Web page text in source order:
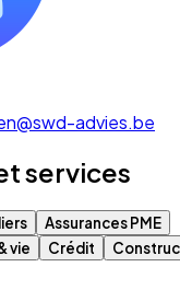
advies.be
services
Assurances PME
vie
Crédit